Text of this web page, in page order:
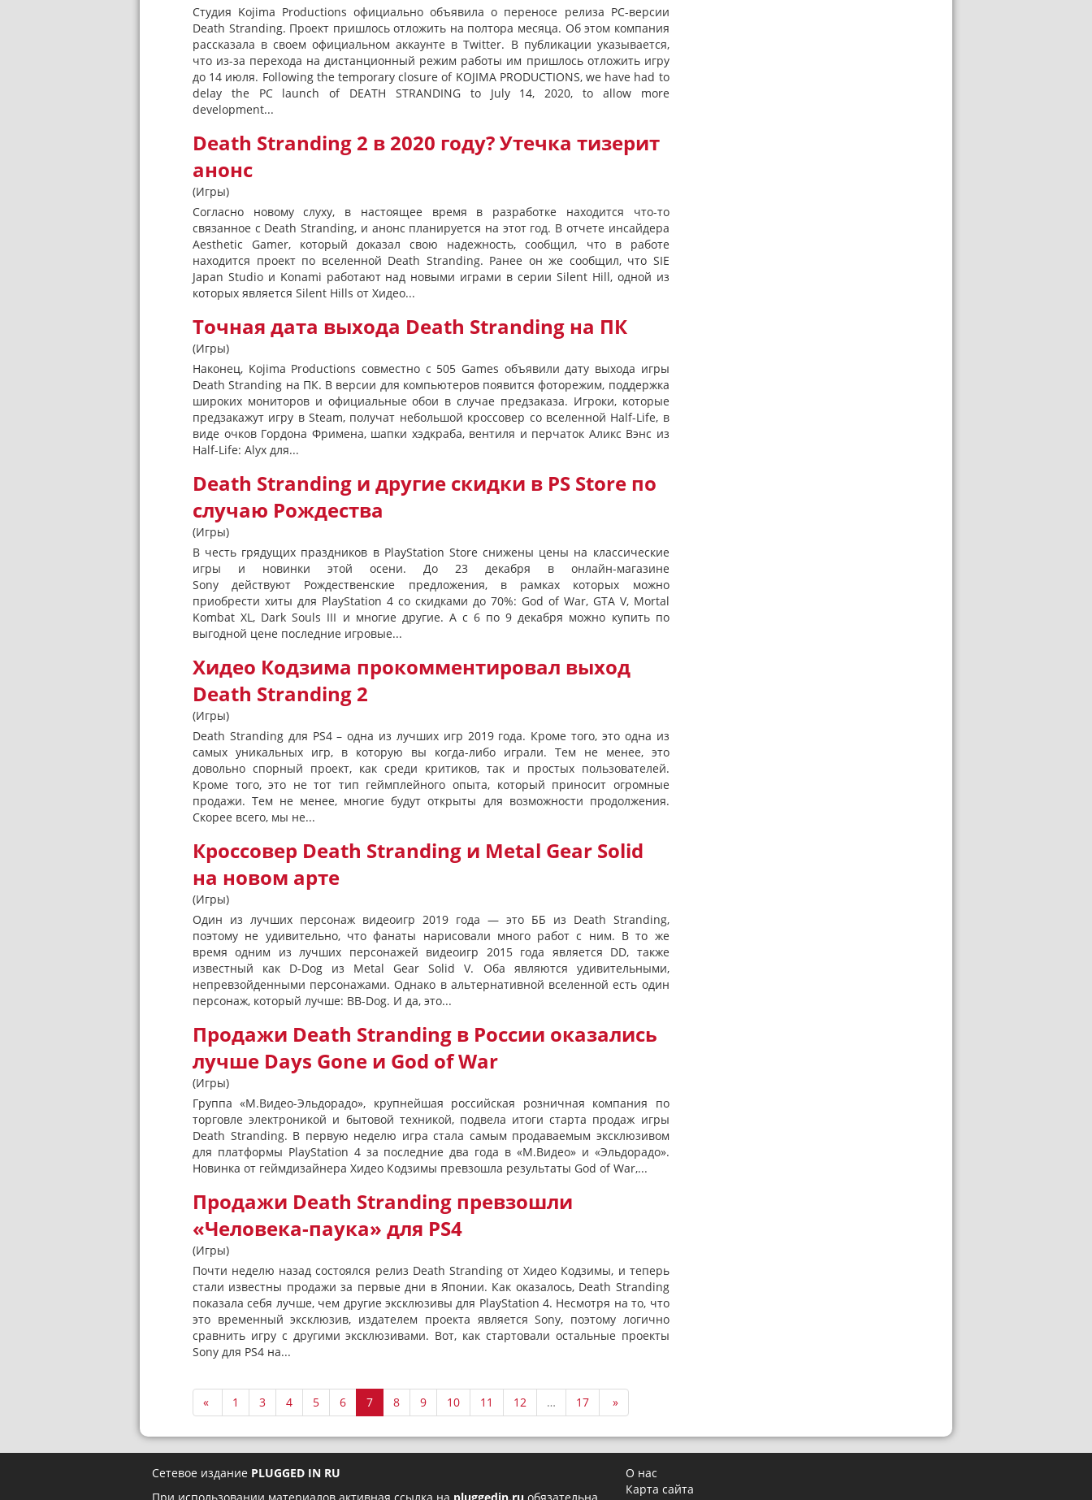
Студия Kojima Productions официально объявила о переносе релиза PC-версии
Death Stranding. Проект пришлось отложить на полтора месяца. Об этом компания
рассказала в своем официальном аккаунте в Twitter. В публикации указывается,
что из-за перехода на дистанционный режим работы им пришлось отложить игру
до 14 июля. Following the temporary closure of KOJIMA PRODUCTIONS, we have had to
delay the PC launch of DEATH STRANDING to July 14, 2020, to allow more
development...
Death Stranding 2 в 2020 году? Утечка тизерит
анонс
(Игры)
Согласно новому слуху, в настоящее время в разработке находится что-то
связанное с Death Stranding, и анонс планируется на этот год. В отчете инсайдера
Aesthetic Gamer, который доказал свою надежность, сообщил, что в работе
находится проект по вселенной Death Stranding. Ранее он же сообщил, что SIE
Japan Studio и Konami работают над новыми играми в серии Silent Hill, одной из
которых является Silent Hills от Хидео...
Точная дата выхода Death Stranding на ПК
(Игры)
Наконец, Kojima Productions совместно с 505 Games объявили дату выхода игры
Death Stranding на ПК. В версии для компьютеров появится фоторежим, поддержка
широких мониторов и официальные обои в случае предзаказа. Игроки, которые
предзакажут игру в Steam, получат небольшой кроссовер со вселенной Half-Life, в
виде очков Гордона Фримена, шапки хэдкраба, вентиля и перчаток Аликс Вэнс из
Half-Life: Alyx для...
Death Stranding и другие скидки в PS Store по
случаю Рождества
(Игры)
В честь грядущих праздников в PlayStation Store снижены цены на классические
игры и новинки этой осени. До 23 декабря в онлайн-магазине
Sony действуют Рождественские предложения, в рамках которых можно
приобрести хиты для PlayStation 4 со скидками до 70%: God of War, GTA V, Mortal
Kombat XL, Dark Souls III и многие другие. А с 6 по 9 декабря можно купить по
выгодной цене последние игровые...
Хидео Кодзима прокомментировал выход
Death Stranding 2
(Игры)
Death Stranding для PS4 – одна из лучших игр 2019 года. Кроме того, это одна из
самых уникальных игр, в которую вы когда-либо играли. Тем не менее, это
довольно спорный проект, как среди критиков, так и простых пользователей.
Кроме того, это не тот тип геймплейного опыта, который приносит огромные
продажи. Тем не менее, многие будут открыты для возможности продолжения.
Скорее всего, мы не...
Кроссовер Death Stranding и Metal Gear Solid
на новом арте
(Игры)
Один из лучших персонаж видеоигр 2019 года — это ББ из Death Stranding,
поэтому не удивительно, что фанаты нарисовали много работ с ним. В то же
время одним из лучших персонажей видеоигр 2015 года является DD, также
известный как D-Dog из Metal Gear Solid V. Оба являются удивительными,
непревзойденными персонажами. Однако в альтернативной вселенной есть один
персонаж, который лучше: BB-Dog. И да, это...
Продажи Death Stranding в России оказались
лучше Days Gone и God of War
(Игры)
Группа «М.Видео-Эльдорадо», крупнейшая российская розничная компания по
торговле электроникой и бытовой техникой, подвела итоги старта продаж игры
Death Stranding. В первую неделю игра стала самым продаваемым эксклюзивом
для платформы PlayStation 4 за последние два года в «М.Видео» и «Эльдорадо».
Новинка от геймдизайнера Хидео Кодзимы превзошла результаты God of War,...
Продажи Death Stranding превзошли
«Человека-паука» для PS4
(Игры)
Почти неделю назад состоялся релиз Death Stranding от Хидео Кодзимы, и теперь
стали известны продажи за первые дни в Японии. Как оказалось, Death Stranding
показала себя лучше, чем другие эксклюзивы для PlayStation 4. Несмотря на то, что
это временный эксклюзив, издателем проекта является Sony, поэтому логично
сравнить игру с другими эксклюзивами. Вот, как стартовали остальные проекты
Sony для PS4 на...
« 1 3 4 5 6 7 8 9 10 11 12 … 17 »
Сетевое издание PLUGGED IN RU
О нас
Карта сайта